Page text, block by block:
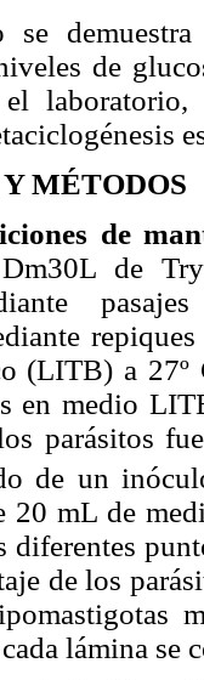
se
de
MÉTODOS
de
de
(LITB) a
en medio
parásitos
de un
20 mL de
diferentes
de los
lámina se